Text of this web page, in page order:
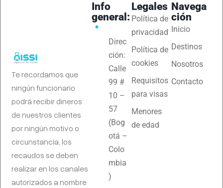
Te recordamos que
ningún funcionario
podrá recibir dineros
de nuestros clientes
por ningún motivo o
circunstancia, los
recaudos se deben
realizar en los canales
autorizados a nombre
Navega
ción
Inicio
Destinos
Nosotros
Contacto
Legales
Política de
privacidad
Política de
cookies
Requisitos
para visas
Menores
de edad
Info
general:
Direc
ción:
Calle
99 #
10 –
57
(Bog
otá –
Colo
mbia
)